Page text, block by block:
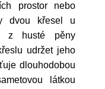
prostor nebo
dvou křesel u
z husté pěny
udržet jeho
dlouhodobou
látkou